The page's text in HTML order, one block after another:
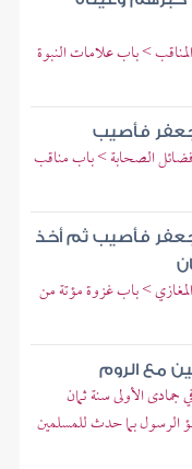
> باب علامات النبوة
جعفر فأصيب
الصحابة > باب مناقب
جعفر فأصيب ثم أخذ
> باب غزوة مؤتة من
مع الروم
جمادى الأولى سنة ثمان
الرسول بما حدث للمسلمين